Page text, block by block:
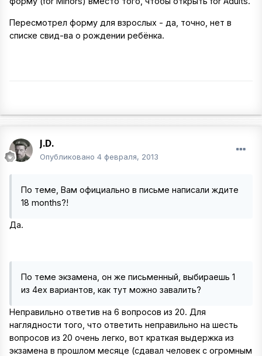
Пересмотрел форму для взрослых - да, точно, нет в
списке свид-ва о рождении ребёнка.
J.D.
Опубликовано 4 февраля, 2013
По теме, Вам официально в письме написали ждите
18 months?!
Да.
По теме экзамена, он же письменный, выбираешь 1
из 4ех вариантов, как тут можно завалить?
Неправильно ответив на 6 вопросов из 20. Для
наглядности того, что ответить неправильно на шесть
вопросов из 20 очень легко, вот краткая выдержка из
экзамена в прошлом месяце (сдавал человек с огромным